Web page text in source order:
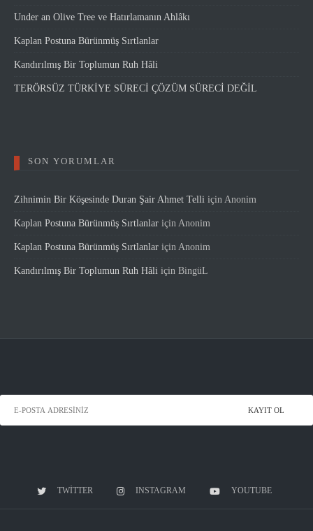
Under an Olive Tree ve Hatırlamanın Ahlâkı
Kaplan Postuna Bürünmüş Sırtlanlar
Kandırılmış Bir Toplumun Ruh Hâli
TERÖRSÜZ TÜRKİYE SÜRECİ ÇÖZÜM SÜRECİ DEĞİL
SON YORUMLAR
Zihnimin Bir Köşesinde Duran Şair Ahmet Telli için Anonim
Kaplan Postuna Bürünmüş Sırtlanlar için Anonim
Kaplan Postuna Bürünmüş Sırtlanlar için Anonim
Kandırılmış Bir Toplumun Ruh Hâli için BingüL
TWITTER INSTAGRAM YOUTUBE